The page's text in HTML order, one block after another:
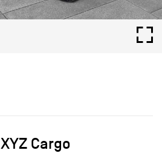
XYZ Cargo